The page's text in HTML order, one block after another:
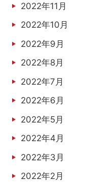
2022年11月
2022年10月
2022年9月
2022年8月
2022年7月
2022年6月
2022年5月
2022年4月
2022年3月
2022年2月